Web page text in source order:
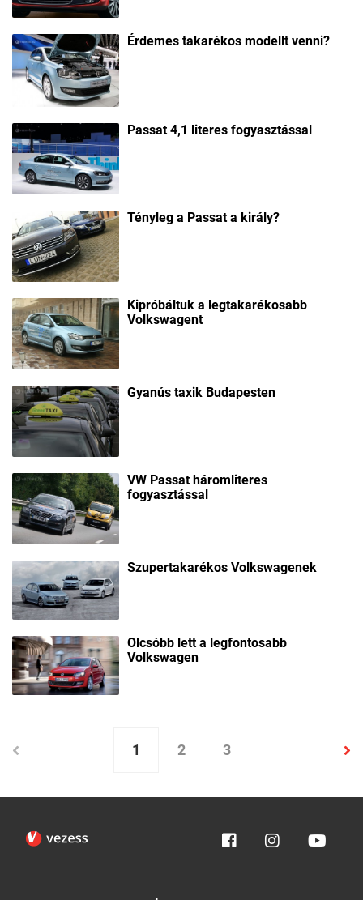
Érdemes takarékos modellt venni?
Passat 4,1 literes fogyasztással
Tényleg a Passat a király?
Kipróbáltuk a legtakarékosabb
Volkswagent
Gyanús taxik Budapesten
VW Passat háromliteres
fogyasztással
Szupertakarékos Volkswagenek
Olcsóbb lett a legfontosabb
Volkswagen
1 2 3